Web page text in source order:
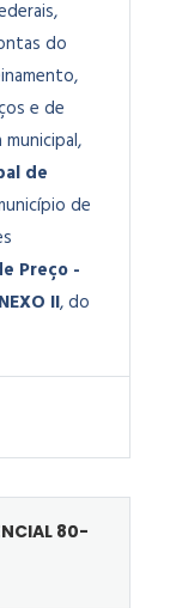
do
e de
,
de
de
Preço -
II, do
80-